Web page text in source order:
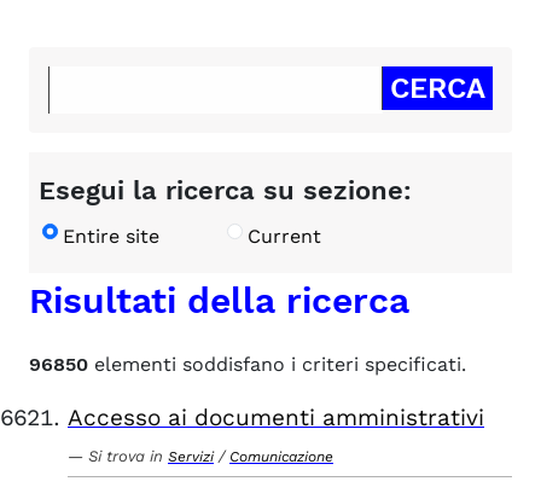
Esegui la ricerca su sezione:
Entire site Current
Risultati della ricerca
96850 elementi soddisfano i criteri specificati.
Accesso ai documenti amministrativi
Si trova in Servizi / Comunicazione